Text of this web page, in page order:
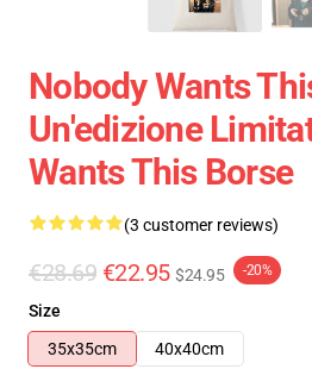
Nobody Wants
Un'edizione
Wants This Borse
(3 customer reviews)
€28.69 €22.95 $24.95 -20%
Size
35x35cm
40x40cm